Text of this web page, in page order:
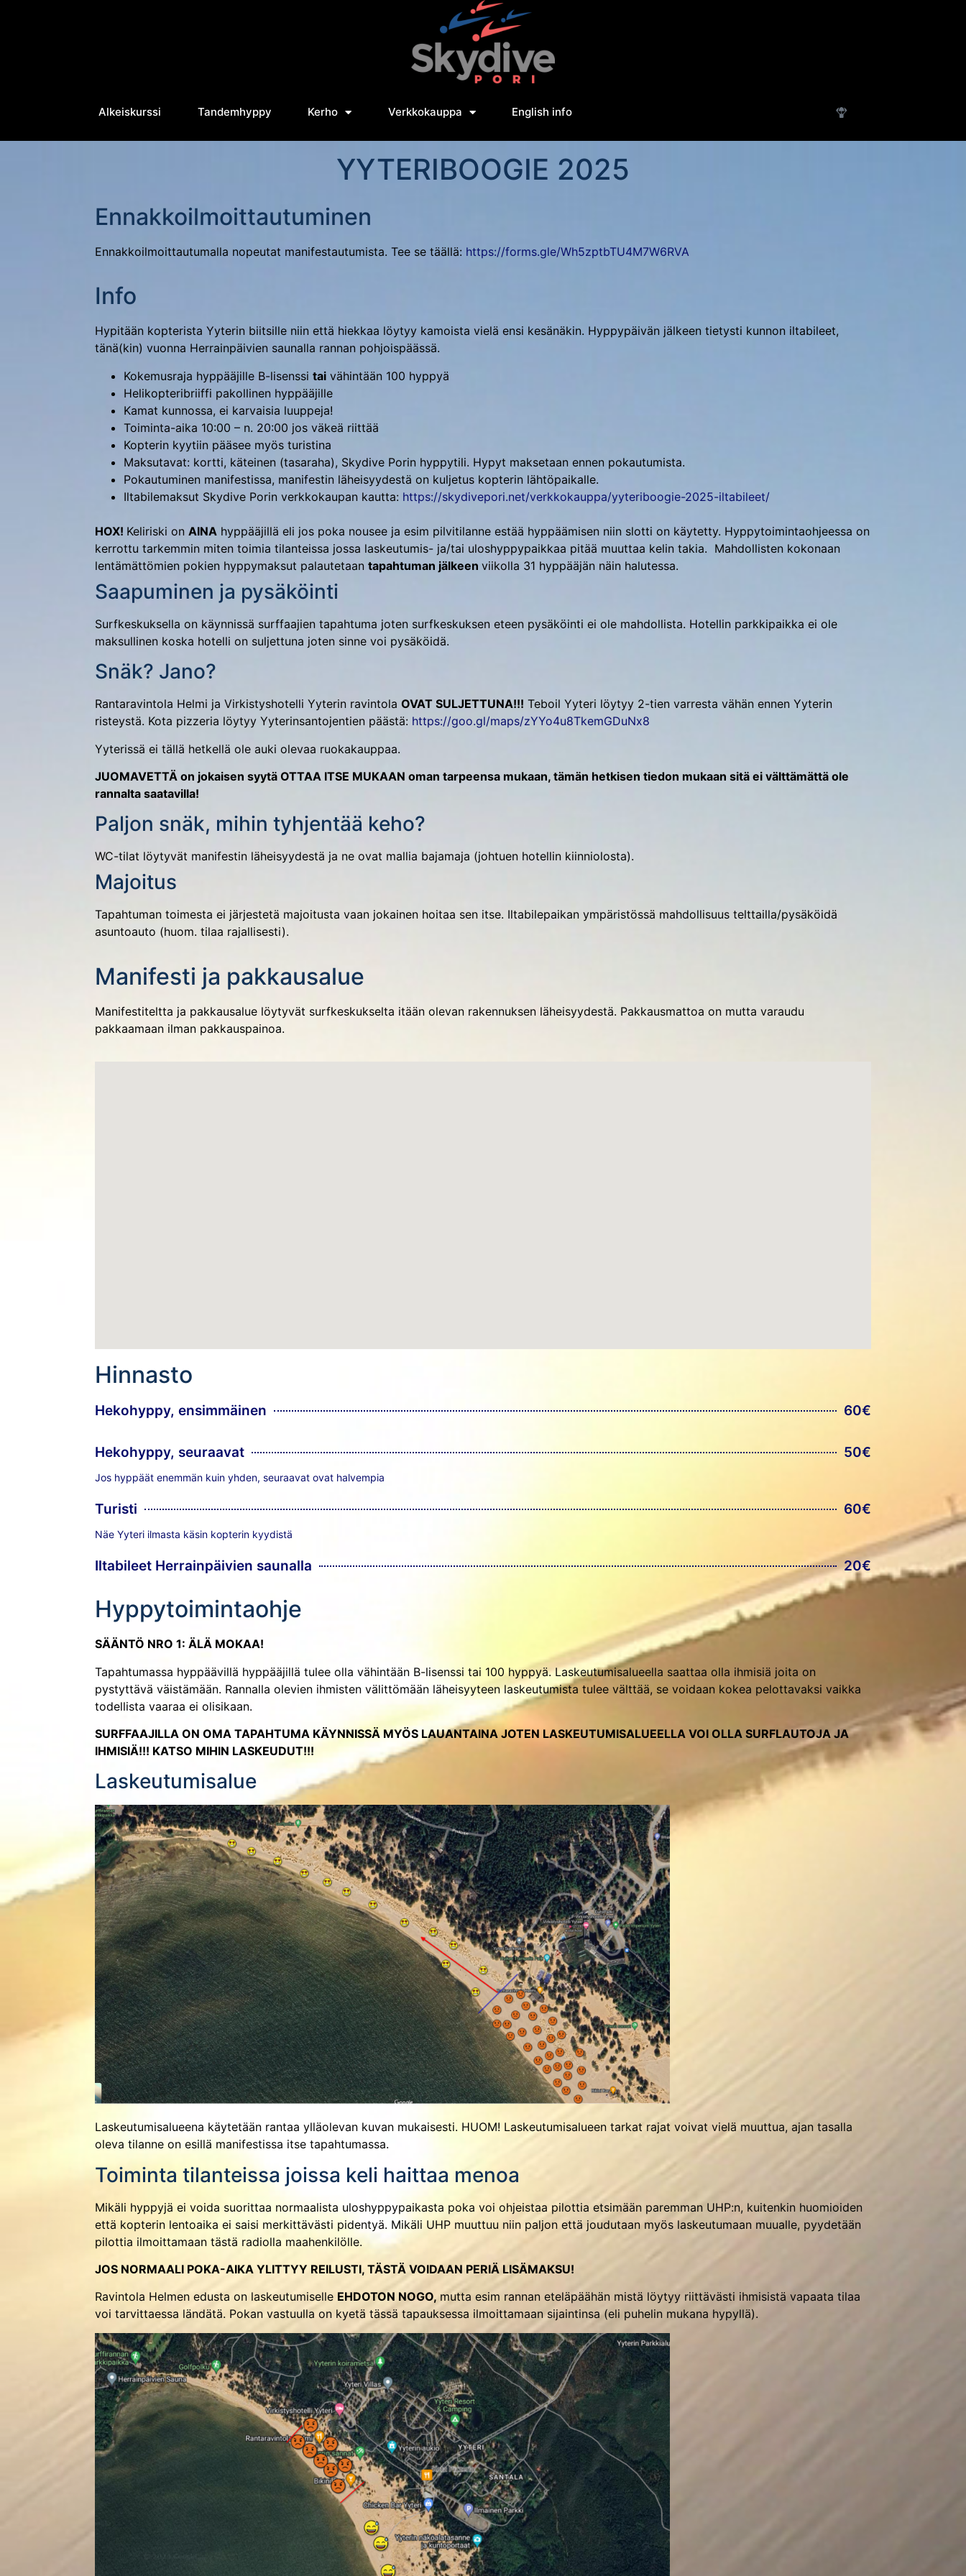
Alkeiskurssi Tandemhyppy Kerho Verkkokauppa English info
YYTERIBOOGIE 2025
Ennakkoilmoittautuminen
Ennakkoilmoittautumalla nopeutat manifestautumista. Tee se täällä: https://forms.gle/Wh5zptbTU4M7W6RVA
Info
Hypitään kopterista Yyterin biitsille niin että hiekkaa löytyy kamoista vielä ensi kesänäkin. Hyppypäivän jälkeen tietysti kunnon iltabileet,
tänä(kin) vuonna Herrainpäivien saunalla rannan pohjoispäässä.
Kokemusraja hyppääjille B-lisenssi tai vähintään 100 hyppyä
Helikopteribriiffi pakollinen hyppääjille
Kamat kunnossa, ei karvaisia luuppeja!
Toiminta-aika 10:00 – n. 20:00 jos väkeä riittää
Kopterin kyytiin pääsee myös turistina
Maksutavat: kortti, käteinen (tasaraha), Skydive Porin hyppytili. Hypyt maksetaan ennen pokautumista.
Pokautuminen manifestissa, manifestin läheisyydestä on kuljetus kopterin lähtöpaikalle.
Iltabilemaksut Skydive Porin verkkokaupan kautta: https://skydivepori.net/verkkokauppa/yyteriboogie-2025-iltabileet/
HOX! Keliriski on AINA hyppääjillä eli jos poka nousee ja esim pilvitilanne estää hyppäämisen niin slotti on käytetty. Hyppytoimintaohjeessa on
kerrottu tarkemmin miten toimia tilanteissa jossa laskeutumis- ja/tai uloshyppypaikkaa pitää muuttaa kelin takia. Mahdollisten kokonaan
lentämättömien pokien hyppymaksut palautetaan tapahtuman jälkeen viikolla 31 hyppääjän näin halutessa.
Saapuminen ja pysäköinti
Surfkeskuksella on käynnissä surffaajien tapahtuma joten surfkeskuksen eteen pysäköinti ei ole mahdollista. Hotellin parkkipaikka ei ole
maksullinen koska hotelli on suljettuna joten sinne voi pysäköidä.
Snäk? Jano?
Rantaravintola Helmi ja Virkistyshotelli Yyterin ravintola OVAT SULJETTUNA!!! Teboil Yyteri löytyy 2-tien varresta vähän ennen Yyterin
risteystä. Kota pizzeria löytyy Yyterinsantojentien päästä: https://goo.gl/maps/zYYo4u8TkemGDuNx8
Yyterissä ei tällä hetkellä ole auki olevaa ruokakauppaa.
JUOMAVETTÄ on jokaisen syytä OTTAA ITSE MUKAAN oman tarpeensa mukaan, tämän hetkisen tiedon mukaan sitä ei välttämättä ole
rannalta saatavilla!
Paljon snäk, mihin tyhjentää keho?
WC-tilat löytyvät manifestin läheisyydestä ja ne ovat mallia bajamaja (johtuen hotellin kiinniolosta).
Majoitus
Tapahtuman toimesta ei järjestetä majoitusta vaan jokainen hoitaa sen itse. Iltabilepaikan ympäristössä mahdollisuus telttailla/pysäköidä
asuntoauto (huom. tilaa rajallisesti).
Manifesti ja pakkausalue
Manifestiteltta ja pakkausalue löytyvät surfkeskukselta itään olevan rakennuksen läheisyydestä. Pakkausmattoa on mutta varaudu
pakkaamaan ilman pakkauspainoa.
Hinnasto
Hekohyppy, ensimmäinen 60€
Hekohyppy, seuraavat 50€
Jos hyppäät enemmän kuin yhden, seuraavat ovat halvempia
Turisti 60€
Näe Yyteri ilmasta käsin kopterin kyydistä
Iltabileet Herrainpäivien saunalla 20€
Hyppytoimintaohje
SÄÄNTÖ NRO 1: ÄLÄ MOKAA!
Tapahtumassa hyppäävillä hyppääjillä tulee olla vähintään B-lisenssi tai 100 hyppyä. Laskeutumisalueella saattaa olla ihmisiä joita on
pystyttävä väistämään. Rannalla olevien ihmisten välittömään läheisyyteen laskeutumista tulee välttää, se voidaan kokea pelottavaksi vaikka
todellista vaaraa ei olisikaan.
SURFFAAJILLA ON OMA TAPAHTUMA KÄYNNISSÄ MYÖS LAUANTAINA JOTEN LASKEUTUMISALUEELLA VOI OLLA SURFLAUTOJA JA
IHMISIÄ!!! KATSO MIHIN LASKEUDUT!!!
Laskeutumisalue
Laskeutumisalueena käytetään rantaa ylläolevan kuvan mukaisesti. HUOM! Laskeutumisalueen tarkat rajat voivat vielä muuttua, ajan tasalla
oleva tilanne on esillä manifestissa itse tapahtumassa.
Toiminta tilanteissa joissa keli haittaa menoa
Mikäli hyppyjä ei voida suorittaa normaalista uloshyppypaikasta poka voi ohjeistaa pilottia etsimään paremman UHP:n, kuitenkin huomioiden
että kopterin lentoaika ei saisi merkittävästi pidentyä. Mikäli UHP muuttuu niin paljon että joudutaan myös laskeutumaan muualle, pyydetään
pilottia ilmoittamaan tästä radiolla maahenkilölle.
JOS NORMAALI POKA-AIKA YLITTYY REILUSTI, TÄSTÄ VOIDAAN PERIÄ LISÄMAKSU!
Ravintola Helmen edusta on laskeutumiselle EHDOTON NOGO, mutta esim rannan eteläpäähän mistä löytyy riittävästi ihmisistä vapaata tilaa
voi tarvittaessa ländätä. Pokan vastuulla on kyetä tässä tapauksessa ilmoittamaan sijaintinsa (eli puhelin mukana hypyllä).